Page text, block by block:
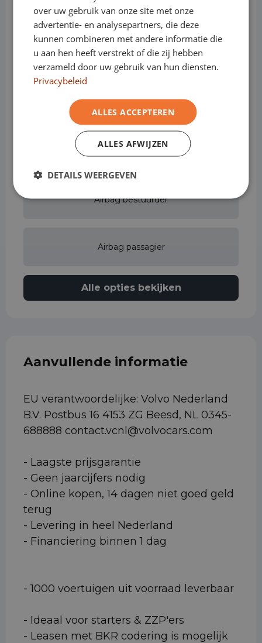
Opties & Toebehoren (85)
Achterbank in delen neerklapbaar
Actieve rijstrookassistent
Airbag bestuurder
Airbag passagier
Alle opties bekijken
Aanvullende informatie
EU verantwoordelijke: Volvo Nederland
B.V. Postbus 16 4153 ZG Beesd, NL 0345-
688888 contact.vcnl@volvocars.com
- Laagste prijsgarantie
- Geen jaarcijfers nodig
- Online kopen, 14 dagen niet goed geld
terug
- Levering in heel Nederland
- Financiering binnen 1 dag
- 1000 voertuigen uit voorraad leverbaar
- Ideaal voor starters & ZZP'ers
- Leasen met BKR codering is mogelijk
over uw gebruik van onze site met onze
advertentie- en analysepartners, die deze
kunnen combineren met andere informatie die
u aan hen heeft verstrekt of die zij hebben
verzameld door uw gebruik van hun diensten.
Privacybeleid
ALLES ACCEPTEREN
ALLES AFWIJZEN
DETAILS WEERGEVEN